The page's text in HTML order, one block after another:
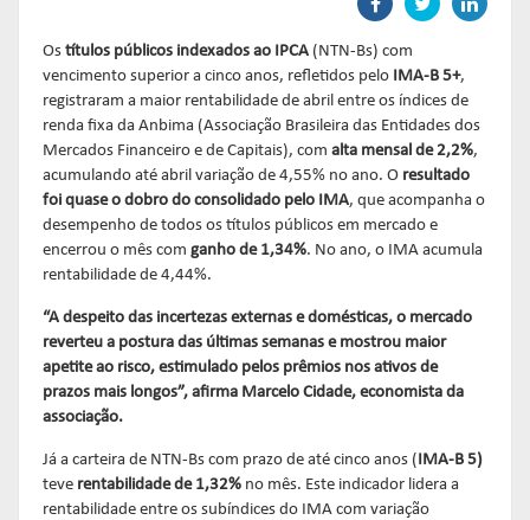
governança
DIRETORIA
associados
LISTA DE ASSOCIADOS
publicações
NOTÍCIAS
Links mais acessados:
estatísticas
CONSOLIDADO DIÁRIO DE
FUNDOS
PROJEÇÕES IPCA E IGP-M
fundos de investimentos
ENVIO DE DADOS
INFORMAR
fóruns de representação
GESTÃO DE FUNDOS
ESTRUTURADOS
grupos consultivos permanentes
MACROECONÔMICO
documentos
NOTÍCIAS
documentos
BIBLIOTECA DE
DOCUMENTOS
entenda o compromisso
REPRESENTAR
autorregulação
INSTITUIÇÕES
AUTORREGULADAS
HABILITAÇÃO DE
ADMINISTRADORES
códigos
COMO ADERIR
sistemas
SSM
entenda o compromisso
AUTORREGULAR
entenda o compromisso
EDUCAR
Os títulos públicos indexados ao IPCA (NTN-Bs) com
vencimento superior a cinco anos, refletidos pelo IMA-B 5+,
registraram a maior rentabilidade de abril entre os índices de
renda fixa da Anbima (Associação Brasileira das Entidades dos
Mercados Financeiro e de Capitais), com alta mensal de 2,2%,
acumulando até abril variação de 4,55% no ano. O resultado
foi quase o dobro do consolidado pelo IMA, que acompanha o
desempenho de todos os títulos públicos em mercado e
encerrou o mês com ganho de 1,34%. No ano, o IMA acumula
rentabilidade de 4,44%.
“A despeito das incertezas externas e domésticas, o mercado
reverteu a postura das últimas semanas e mostrou maior
apetite ao risco, estimulado pelos prêmios nos ativos de
prazos mais longos”, afirma Marcelo Cidade, economista da
associação.
Já a carteira de NTN-Bs com prazo de até cinco anos (IMA-B 5)
teve rentabilidade de 1,32% no mês. Este indicador lidera a
rentabilidade entre os subíndices do IMA com variação